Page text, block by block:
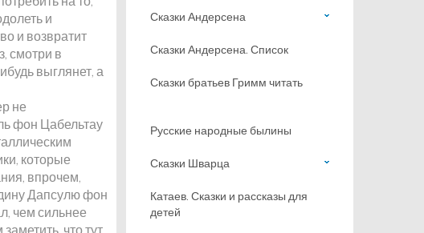
и
и возвратит
смотри в
выглянет, а
не
фон Цабельтау
которые
впрочем,
Дапсулю фон
чем сильнее
что тут
Сказки Андерсена
Сказки Андерсена. Список
Сказки братьев Гримм читать
Русские народные былины
Сказки Шварца
Катаев. Сказки и рассказы для
детей